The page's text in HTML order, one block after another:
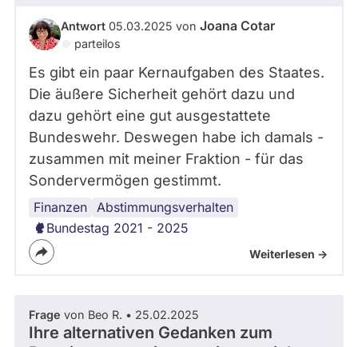
Antwort 05.03.2025 von Joana Cotar
parteilos
Es gibt ein paar Kernaufgaben des Staates.
Die äußere Sicherheit gehört dazu und
dazu gehört eine gut ausgestattete
Bundeswehr. Deswegen habe ich damals -
zusammen mit meiner Fraktion - für das
Sondervermögen gestimmt.
Finanzen Abstimmungsverhalten
Bundestag 2021 - 2025
Weiterlesen ->
Frage von Beo R. • 25.02.2025
Ihre alternativen Gedanken zum